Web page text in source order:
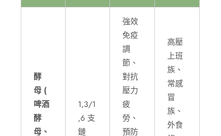
酵
母 (
啤酒
酵
母、
1,3/1
,6 支
鏈
強效
免疫
調
節、
對抗
壓力
疲
勞、
預防
高壓
上班
族、
常感
冒
族、
外食